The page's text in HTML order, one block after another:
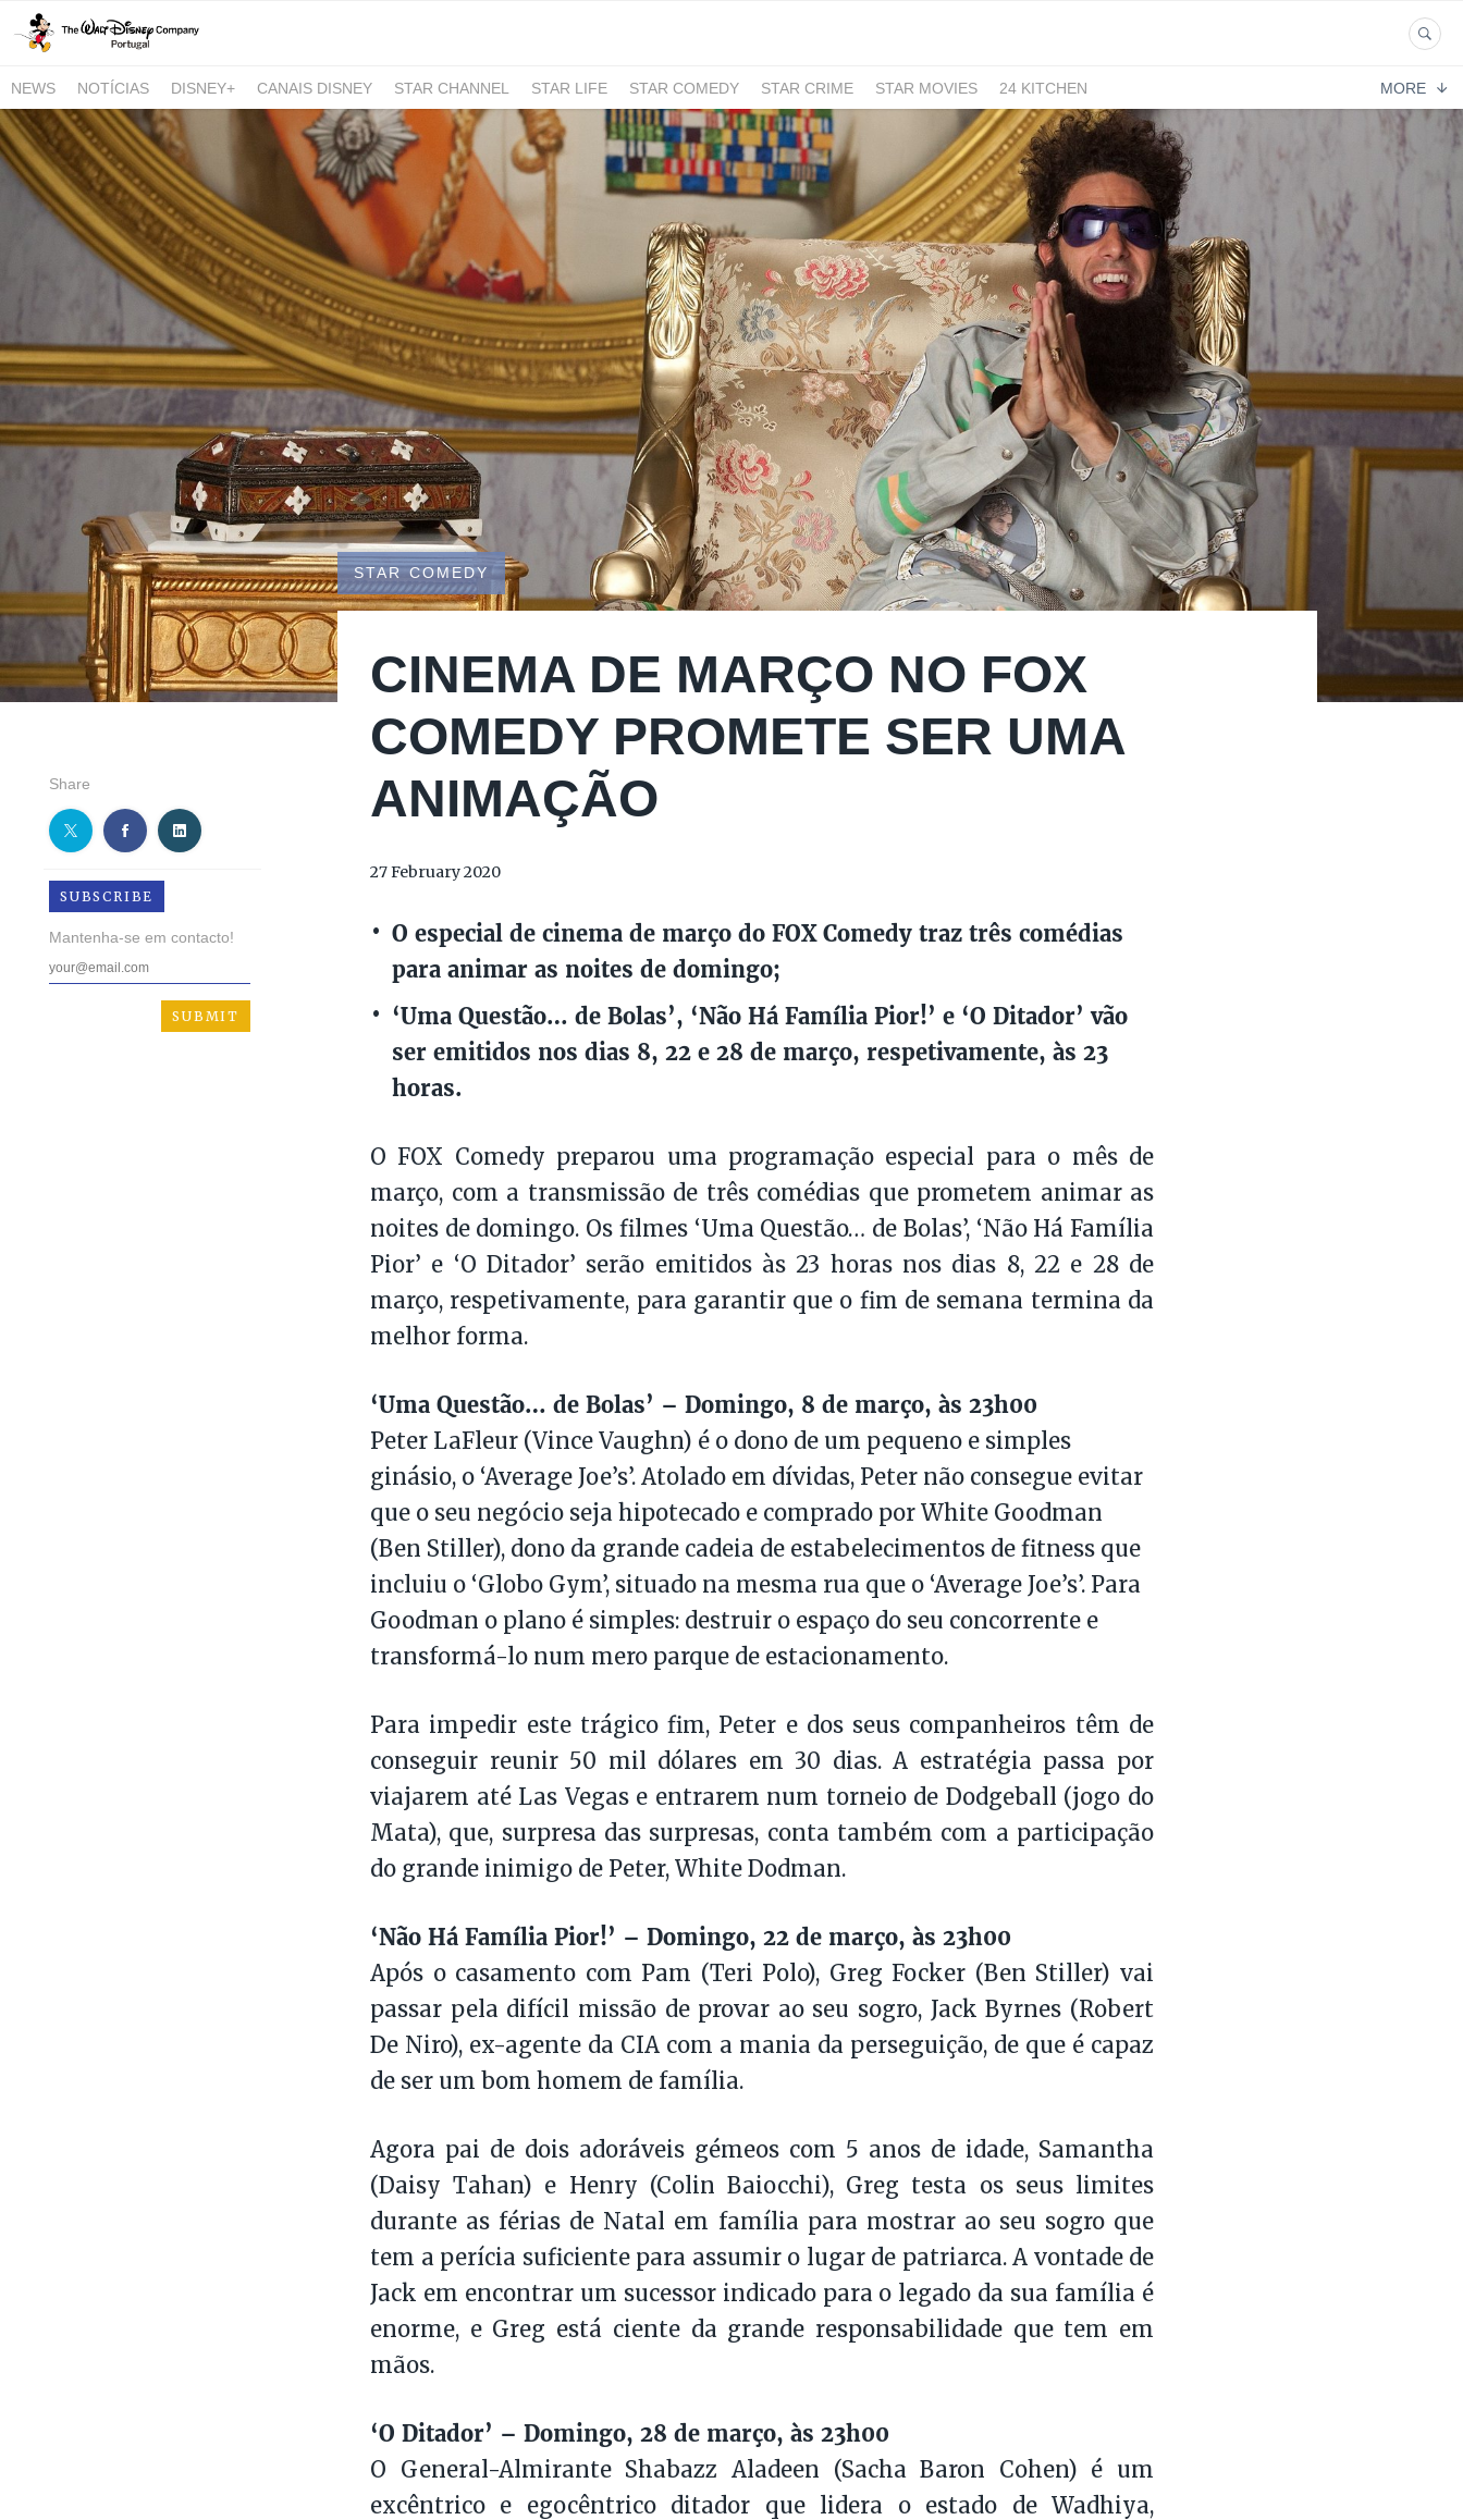
NEWS NOTÍCIAS DISNEY+ CANAIS DISNEY STAR CHANNEL STAR LIFE STAR COMEDY STAR CRIME STAR MOVIES
24 KITCHEN
NATIONAL GEOGRAPHIC AND NATIONAL GEOGRAPHIC WILD
MORE
Share
SUBSCRIBE
Mantenha-se em contacto!
STAR COMEDY
CINEMA DE MARÇO NO FOX
COMEDY PROMETE SER UMA
ANIMAÇÃO
27 February 2020
O especial de cinema de março do FOX Comedy traz três comédias
para animar as noites de domingo;
‘Uma Questão… de Bolas’, ‘Não Há Família Pior!’ e ‘O Ditador’ vão
ser emitidos nos dias 8, 22 e 28 de março, respetivamente, às 23
horas.
O FOX Comedy preparou uma programação especial para o mês de
março, com a transmissão de três comédias que prometem animar as
noites de domingo. Os filmes ‘Uma Questão… de Bolas’, ‘Não Há Família
Pior’ e ‘O Ditador’ serão emitidos às 23 horas nos dias 8, 22 e 28 de
março, respetivamente, para garantir que o fim de semana termina da
melhor forma.
‘Uma Questão… de Bolas’ – Domingo, 8 de março, às 23h00
Peter LaFleur (Vince Vaughn) é o dono de um pequeno e simples
ginásio, o ‘Average Joe’s’. Atolado em dívidas, Peter não consegue evitar
que o seu negócio seja hipotecado e comprado por White Goodman
(Ben Stiller), dono da grande cadeia de estabelecimentos de fitness que
incluiu o ‘Globo Gym’, situado na mesma rua que o ‘Average Joe’s’. Para
Goodman o plano é simples: destruir o espaço do seu concorrente e
transformá-lo num mero parque de estacionamento.
Para impedir este trágico fim, Peter e dos seus companheiros têm de
conseguir reunir 50 mil dólares em 30 dias. A estratégia passa por
viajarem até Las Vegas e entrarem num torneio de Dodgeball (jogo do
Mata), que, surpresa das surpresas, conta também com a participação
do grande inimigo de Peter, White Dodman.
‘Não Há Família Pior!’ – Domingo, 22 de março, às 23h00
Após o casamento com Pam (Teri Polo), Greg Focker (Ben Stiller) vai
passar pela difícil missão de provar ao seu sogro, Jack Byrnes (Robert
De Niro), ex-agente da CIA com a mania da perseguição, de que é capaz
de ser um bom homem de família.
Agora pai de dois adoráveis gémeos com 5 anos de idade, Samantha
(Daisy Tahan) e Henry (Colin Baiocchi), Greg testa os seus limites
durante as férias de Natal em família para mostrar ao seu sogro que
tem a perícia suficiente para assumir o lugar de patriarca. A vontade de
Jack em encontrar um sucessor indicado para o legado da sua família é
enorme, e Greg está ciente da grande responsabilidade que tem em
mãos.
‘O Ditador’ – Domingo, 28 de março, às 23h00
O General-Almirante Shabazz Aladeen (Sacha Baron Cohen) é um
excêntrico e egocêntrico ditador que lidera o estado de Wadhiya,